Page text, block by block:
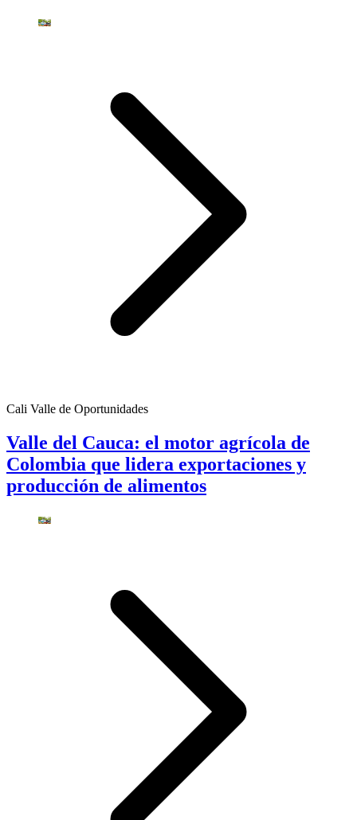
Cali Valle de Oportunidades
Valle del Cauca: el motor agrícola de
Colombia que lidera exportaciones y
producción de alimentos